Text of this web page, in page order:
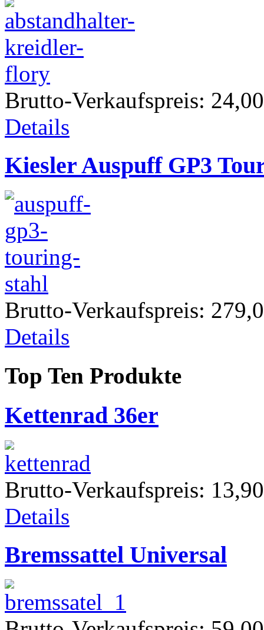
Brutto-Verkaufspreis:
Details
Kiesler Auspuff GP3
Brutto-Verkaufspreis:
Details
Top Ten Produkte
Kettenrad 36er
Brutto-Verkaufspreis:
Details
Bremssattel Universal